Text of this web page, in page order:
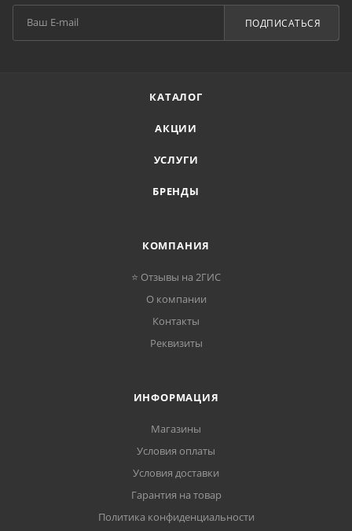
ПОДПИСАТЬСЯ
КАТАЛОГ
АКЦИИ
УСЛУГИ
БРЕНДЫ
КОМПАНИЯ
⭐ Отзывы на 2ГИС
О компании
Контакты
Реквизиты
ИНФОРМАЦИЯ
Магазины
Условия оплаты
Условия доставки
Гарантия на товар
Политика конфиденциальности